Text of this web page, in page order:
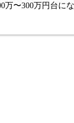
〜300万円台に